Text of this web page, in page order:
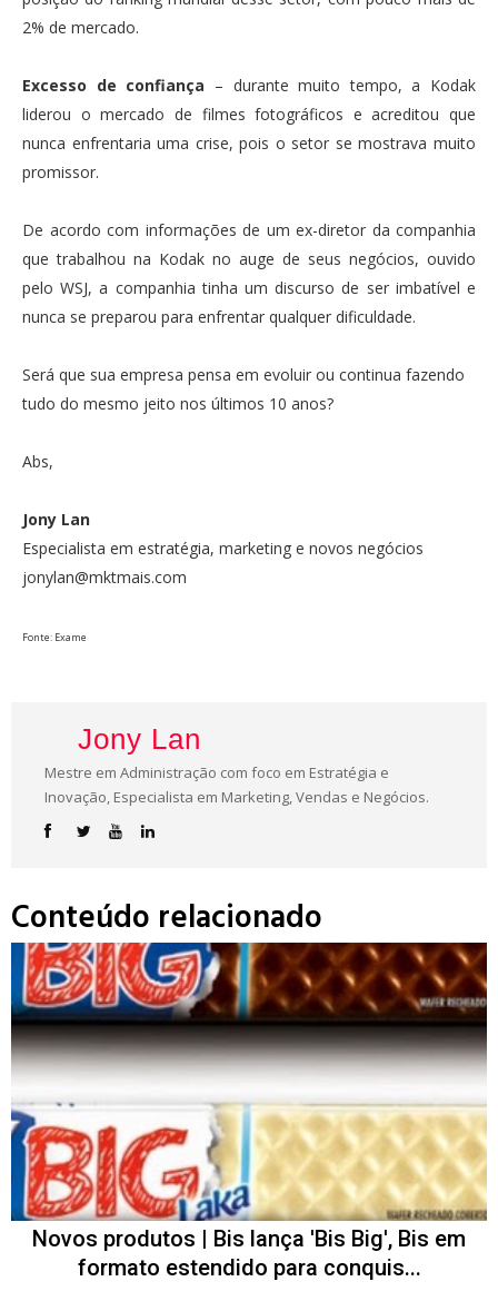
2% de mercado.
Excesso de confiança – durante muito tempo, a Kodak
liderou o mercado de filmes fotográficos e acreditou que
nunca enfrentaria uma crise, pois o setor se mostrava muito
promissor.
De acordo com informações de um ex-diretor da companhia
que trabalhou na Kodak no auge de seus negócios, ouvido
pelo WSJ, a companhia tinha um discurso de ser imbatível e
nunca se preparou para enfrentar qualquer dificuldade.
Será que sua empresa pensa em evoluir ou continua fazendo
tudo do mesmo jeito nos últimos 10 anos?
Abs,
Jony Lan
Especialista em estratégia, marketing e novos negócios
jonylan@mktmais.com
Fonte: Exame
Jony Lan
Mestre em Administração com foco em Estratégia e
Inovação, Especialista em Marketing, Vendas e Negócios.
Conteúdo relacionado
Novos produtos | Bis lança 'Bis Big', Bis em
formato estendido para conquis...